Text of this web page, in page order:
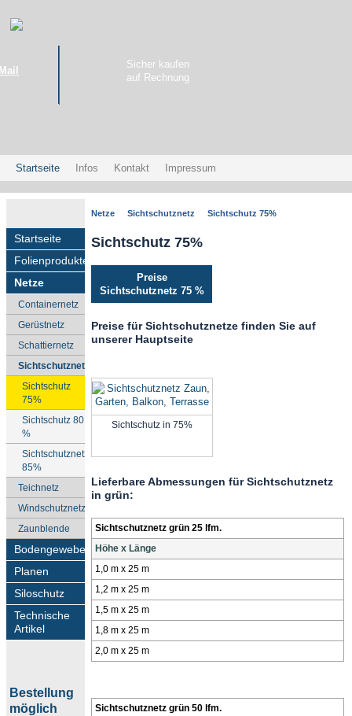
Sicher kaufen
auf Rechnung
Startseite Infos Kontakt Impressum
Startseite
Folienprodukte
Netze
Containernetz
Gerüstnetz
Schattiernetz
Sichtschutznetz
Sichtschutz
75%
Sichtschutz 80
%
Sichtschutznetz
85%
Teichnetz
Windschutznetz
Zaunblende
Bodengewebe
Planen
Siloschutz
Technische
Artikel
Bestellung
möglich
Netze Sichtschutznetz Sichtschutz 75%
Sichtschutz 75%
Preise
Sichtschutznetz 75 %
Preise für Sichtschutznetze finden Sie auf
unserer Hauptseite
Sichtschutz in 75%
Lieferbare Abmessungen für Sichtschutznetz
in grün:
Sichtschutznetz grün 25 lfm.
Höhe x Länge
1,0 m x 25 m
1,2 m x 25 m
1,5 m x 25 m
1,8 m x 25 m
2,0 m x 25 m
Sichtschutznetz grün 50 lfm.